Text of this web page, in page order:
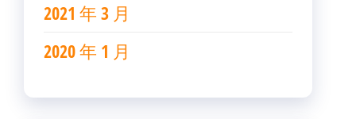
2021 年 3 月
2020 年 1 月